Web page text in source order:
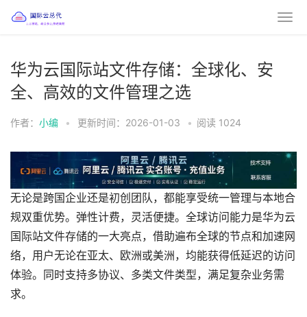
华为云国际站文件存储：全球化、安
全、高效的文件管理之选
作者： 小编 • 更新时间：2026-01-03 • 阅读 1024
无论是跨国企业还是初创团队，都能享受统一管理与本地合
规双重优势。弹性计费，灵活便捷。全球访问能力是华为云
国际站文件存储的一大亮点，借助遍布全球的节点和加速网
络，用户无论在亚太、欧洲或美洲，均能获得低延迟的访问
体验。同时支持多协议、多类文件类型，满足复杂业务需
求。